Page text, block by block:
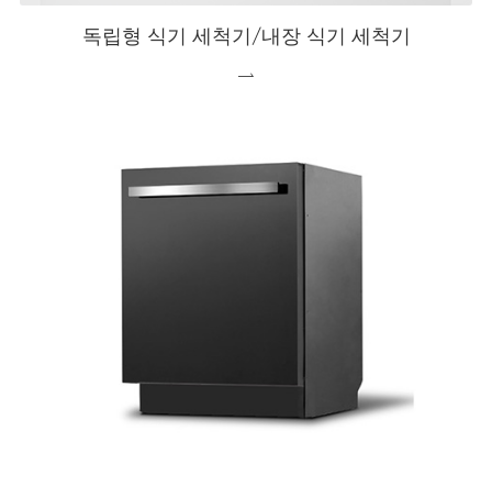
독립형 식기 세척기/내장 식기 세척기
